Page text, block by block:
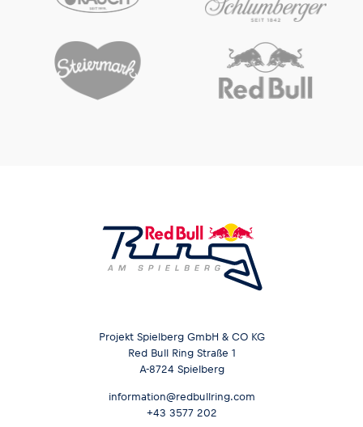
Projekt Spielberg GmbH & CO KG
Red Bull Ring Straße 1
A-8724 Spielberg
information@redbullring.com
+43 3577 202